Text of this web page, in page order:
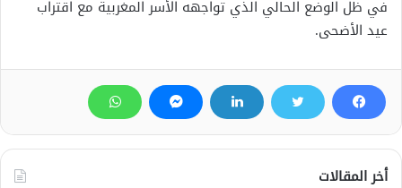
في ظل الوضع الحالي الذي تواجهه الأسر المغربية مع اقتراب
عيد الأضحى.
أخر المقالات